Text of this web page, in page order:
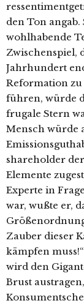
den Ton
wohlhabende
Zwischenspiel,
Jahrhundert
Reformation zu
führen, würde
frugale Stern
Mensch würde
shareholder
Elemente
Experte in
war, wußte er,
Zauber dieser
kämpfen muss!“
wird den
Brust